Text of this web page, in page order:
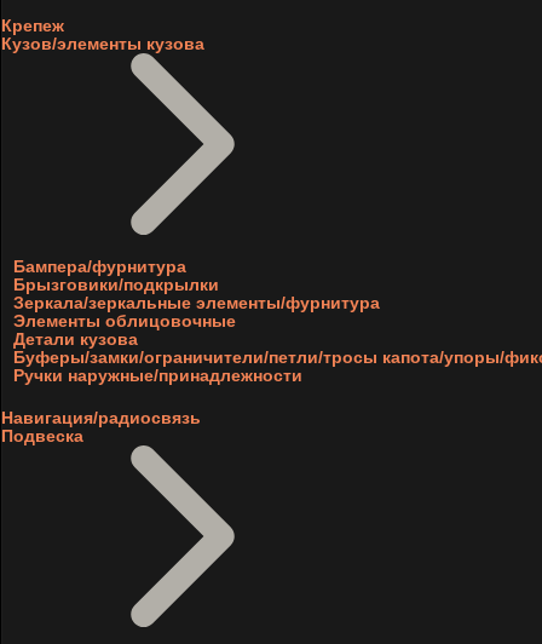
Крепеж
Кузов/элементы кузова
Бампера/фурнитура
Брызговики/подкрылки
Зеркала/зеркальные элементы/фурнитура
Элементы облицовочные
Детали кузова
Буферы/замки/ограничители/петли/тросы капота/упоры/
Ручки наружные/принадлежности
Навигация/радиосвязь
Подвеска